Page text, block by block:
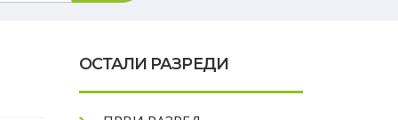
OСТАЛИ РАЗРЕДИ